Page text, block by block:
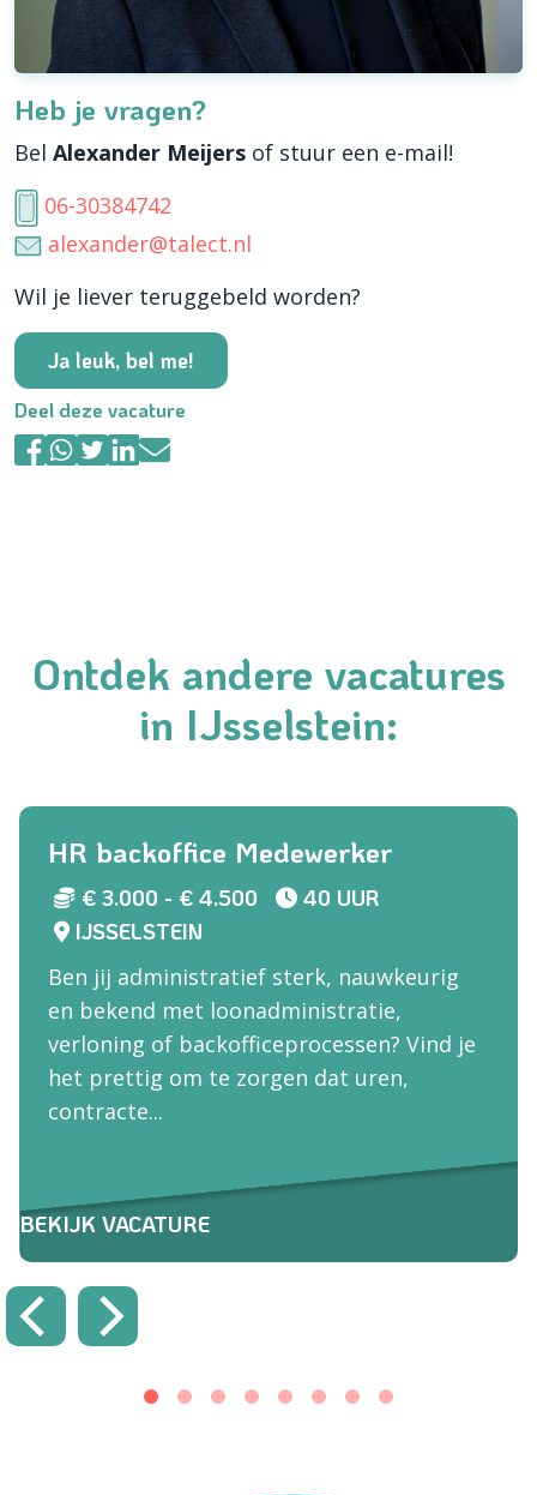
Heb je vragen?
Bel Alexander Meijers of stuur een e-mail!
06-30384742
alexander@talect.nl
Wil je liever teruggebeld worden?
Ja leuk, bel me!
Deel deze vacature
Ontdek andere vacatures
in IJsselstein:
HR backoffice Medewerker
€ 3.000 - € 4.500
40 UUR
IJSSELSTEIN
Ben jij administratief sterk, nauwkeurig
en bekend met loonadministratie,
verloning of backofficeprocessen? Vind je
het prettig om te zorgen dat uren,
contracte...
BEKIJK VACATURE